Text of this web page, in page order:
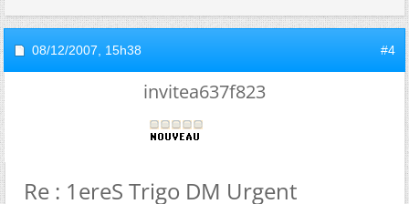
08/12/2007, 15h38 #4
invitea637f823
Re : 1ereS Trigo DM Urgent